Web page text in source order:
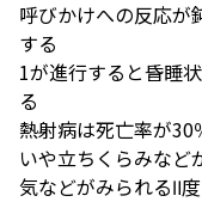
呼びかけへの反応が
する
1が進行すると昏睡
る
熱射病は死亡率が30
いや立ちくらみなど
気などがみられるⅡ